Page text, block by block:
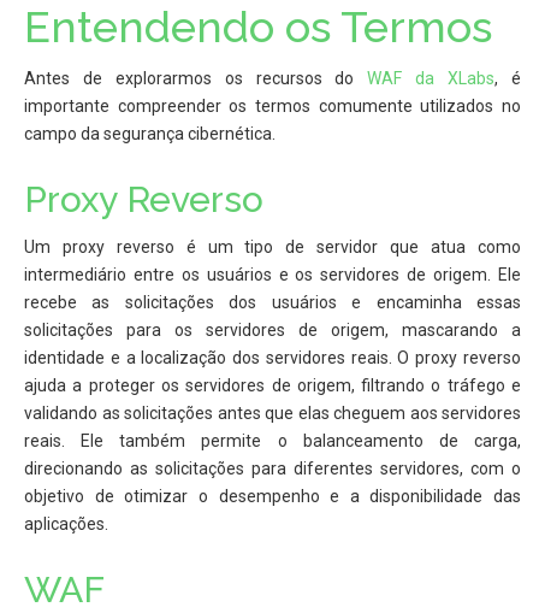
Entendendo os Termos
Antes de explorarmos os recursos doWAF da XLabs, é
importante compreender os termos comumente utilizados no
campo da segurança cibernética.
Proxy Reverso
Um proxy reverso é um tipo de servidor que atua como
intermediário entre os usuários e os servidores de origem. Ele
recebe as solicitações dos usuários e encaminha essas
solicitações para os servidores de origem, mascarando a
identidade e a localização dos servidores reais. O proxy reverso
ajuda a proteger os servidores de origem, filtrando o tráfego e
validando as solicitações antes que elas cheguem aos servidores
reais. Ele também permite o balanceamento de carga,
direcionando as solicitações para diferentes servidores, com o
objetivo de otimizar o desempenho e a disponibilidade das
aplicações.
WAF